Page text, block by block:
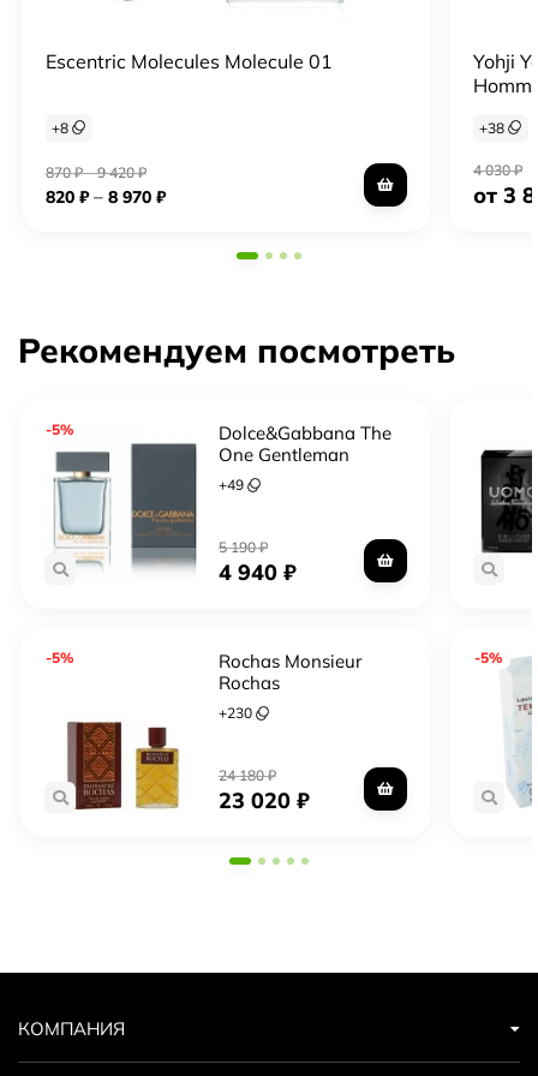
Escentric Molecules Molecule 01
+8
870₽–9 420₽
820 ₽– 8 970 ₽
Yohji
+38
4 030₽
от 3
Рекомендуем посмотреть
-5%
Dolce&Gabbana The
One Gentleman
+49
5 190₽
4 940₽
-5%
Rochas Monsieur
Rochas
+230
24 180₽
23 020₽
-5%
КОМПАНИЯ